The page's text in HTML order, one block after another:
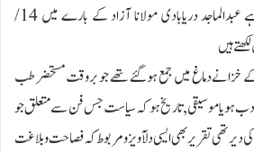
کہیں عبارت گرانبار نظر آتی ہے عبدالماجد دریابادی مولانا آزاد کے بارے میں 14/
کے خزانے دماغ میں جمع ہوگئے تھے جو بروقت مستحضر طب
ادب ہو یاموسیقی ,تاریخ ہو کہ سیاست جس فن سے متعلق جو
تھی تقریر بھی ایسی دلآویزومربوط کہ فصاحت وبلاغت